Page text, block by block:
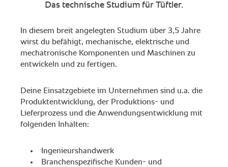
Das technische Studium für Tüftler.
In diesem breit angelegten Studium über 3,5 Jahre
wirst du befähigt, mechanische, elektrische und
mechatronische Komponenten und Maschinen zu
entwickeln und zu fertigen.
Deine Einsatzgebiete im Unternehmen sind u.a. die
Produktentwicklung, der Produktions- und
Lieferprozess und die Anwendungsentwicklung mit
folgenden Inhalten:
Ingenieurshandwerk
Branchenspezifische Kunden- und